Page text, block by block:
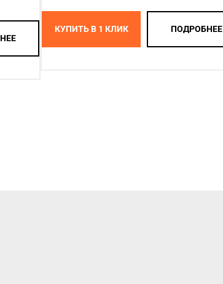
КУПИТЬ В 1 КЛИК ПОДРОБНЕЕ